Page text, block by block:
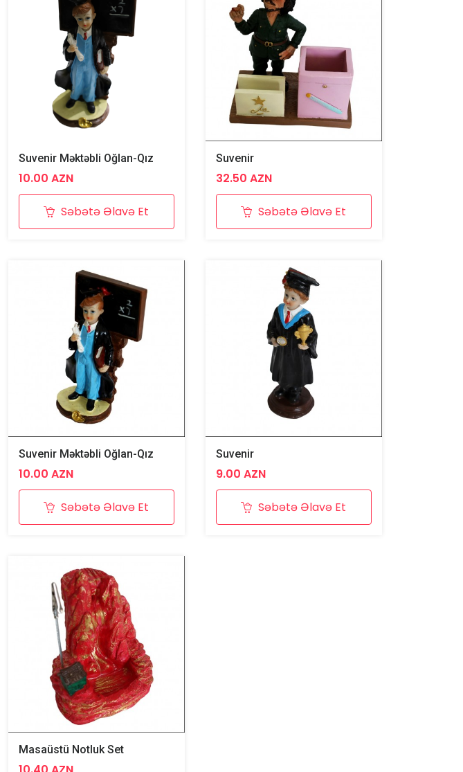
Suvenir Məktəbli Oğlan-Qız
10.00 AZN
Səbətə Əlavə Et
Suvenir
32.50 AZN
Səbətə Əlavə Et
Suvenir Məktəbli Oğlan-Qız
10.00 AZN
Səbətə Əlavə Et
Suvenir
9.00 AZN
Səbətə Əlavə Et
Masaüstü Notluk Set